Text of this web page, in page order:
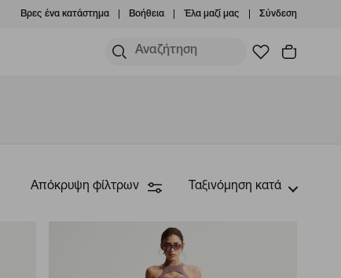
Βρες ένα κατάστημα Βοήθεια Έλα μαζί μας Σύνδεση
Απόκρυψη φίλτρων Ταξινόμηση κατά